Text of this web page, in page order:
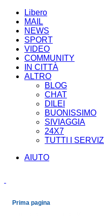
Libero
MAIL
NEWS
SPORT
VIDEO
COMMUNITY
IN CITTÀ
ALTRO
BLOG
CHAT
DILEI
BUONISSIMO
SIVIAGGIA
24X7
TUTTI I SERVIZI
AIUTO
Prima pagina